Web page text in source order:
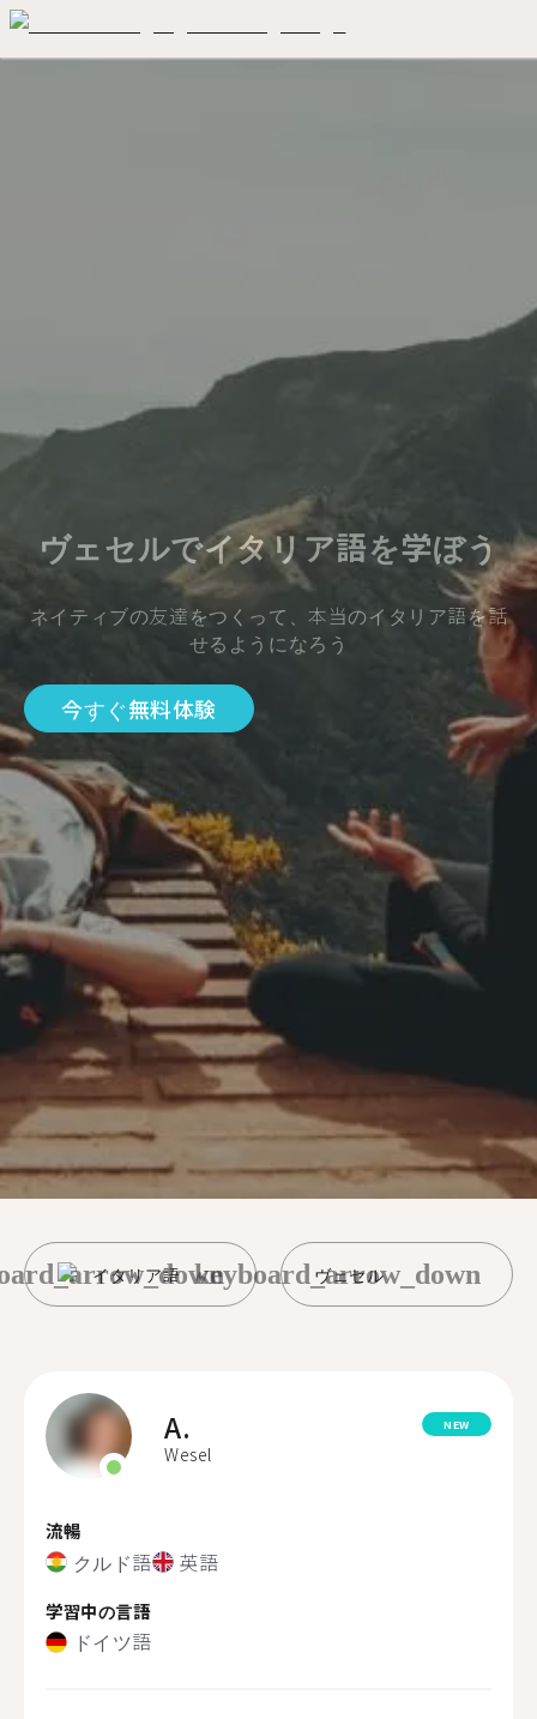
ヴェセルでイタリア語を学ぼう
ネイティブの友達をつくって、本当のイタリア語を話
せるようになろう
今すぐ無料体験
イタリア語 ヴェセル
keyboard_arrow_down
A.
Wesel
NEW
流暢
クルド語 英語
学習中の言語
ドイツ語